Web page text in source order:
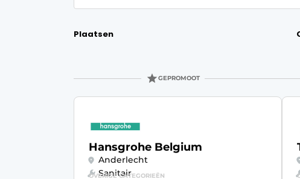
Vacature aanmelden
Plaatsen
GEPROMOOT
Hansgrohe Belgium
Anderlecht
Sanitair
OVERIGE CATEGORIEËN